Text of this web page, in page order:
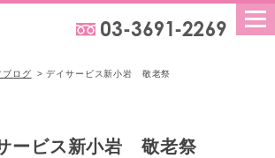
ブログ デイサービス新小岩 敬老祭
ービス新小岩 敬老祭